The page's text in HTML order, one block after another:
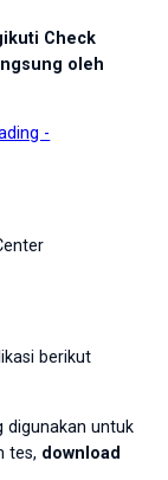
Check
oleh
berikut
digunakan untuk
tes, download